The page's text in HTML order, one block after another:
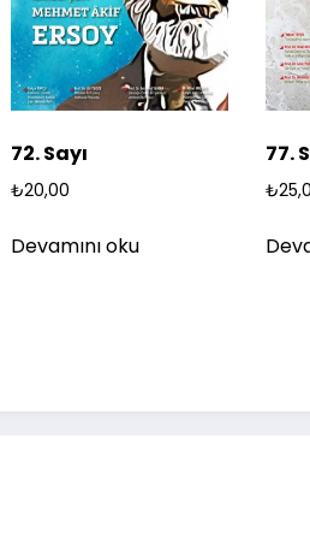
72. Sayı
₺20,00
Devamını oku
77.
₺